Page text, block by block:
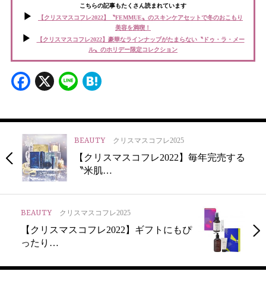
こちらの記事もたくさん読まれています
【クリスマスコフレ2022】〝FEMMUE〟のスキンケアセットで冬のおこもり
美容を満喫！
【クリスマスコフレ2022】豪華なラインナップがたまらない〝ドゥ・ラ・メー
ル〟のホリデー限定コレクション
Facebook
X Line
BEAUTY クリスマスコフレ2025
【クリスマスコフレ2022】毎年完売する
〝米肌…
BEAUTY クリスマスコフレ2025
【クリスマスコフレ2022】ギフトにもぴ
ったり…